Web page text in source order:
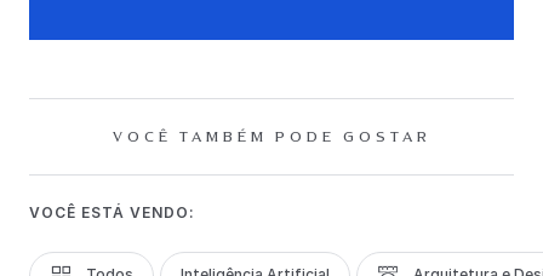
VOCÊ TAMBÉM PODE GOSTAR
VOCÊ ESTÁ VENDO: